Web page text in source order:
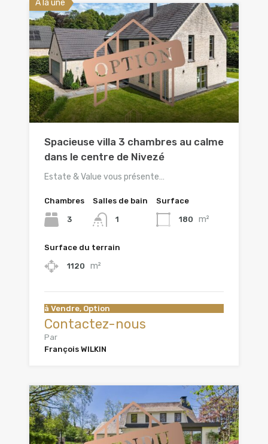
A la une
Spacieuse villa 3 chambres au calme
dans le centre de Nivezé
Estate & Value vous présente…
Chambres
3
Salles de bain
1
Surface
180 m²
Surface du terrain
1120 m²
à Vendre, Option
Contactez-nous
Par
François WILKIN